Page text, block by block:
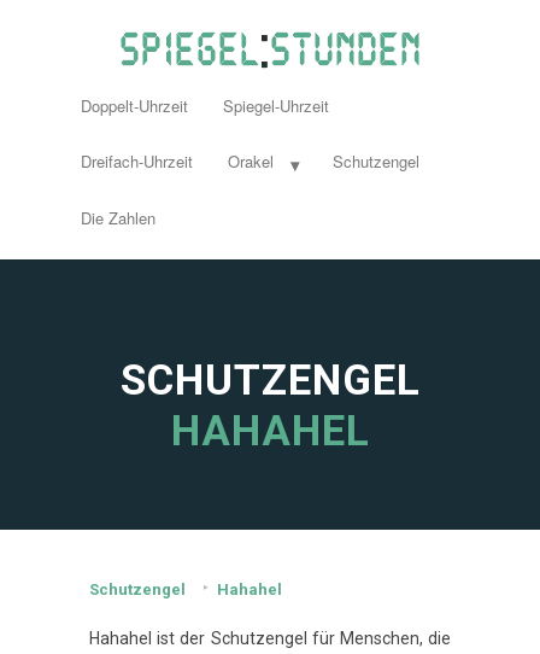
Doppelt-Uhrzeit Spiegel-Uhrzeit
Dreifach-Uhrzeit Orakel Schutzengel
Die Zahlen
SCHUTZENGEL
HAHAHEL
Schutzengel Hahahel
Hahahel ist der Schutzengel für Menschen, die